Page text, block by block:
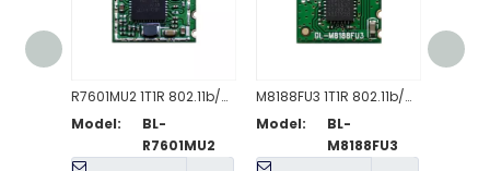
R7601MU2 1T1R 802.11b/g/n WiFi modul
Model:
BL-
R7601MU2
M8188FU3 1T1R 802.11b/g/n WiFi modul
Model:
BL-
M8188FU3